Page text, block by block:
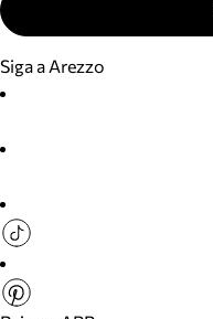
Siga a Arezzo